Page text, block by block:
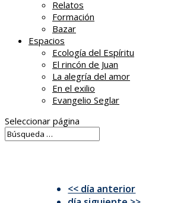
Relatos
Formación
Bazar
Espacios
Ecología del Espíritu
El rincón de Juan
La alegría del amor
En el exilio
Evangelio Seglar
Seleccionar página
<< día anterior